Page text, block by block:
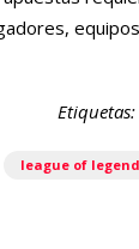
Etiquetas:
league of